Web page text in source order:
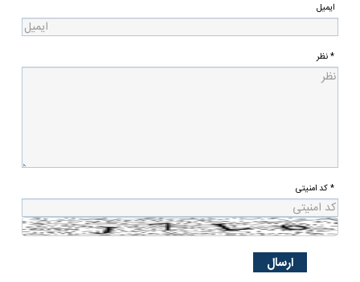
ایمیل
* نظر
* کد امنیتی